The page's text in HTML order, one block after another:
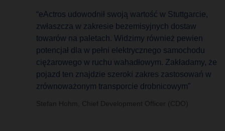
“eActros udowodnił swoją wartość w Stuttgarcie,
zwłaszcza w zakresie bezemisyjnych dostaw
towarów na paletach. Widzimy również pewien
potencjał dla w pełni elektrycznego samochodu
ciężarowego w ruchu wahadłowym. Zakładamy, że
pojazd ten znajdzie szeroki zakres zastosowań w
zrównoważonym transporcie drobnicowym”
Stefan Hohm, Chief Development Officer (CDO)